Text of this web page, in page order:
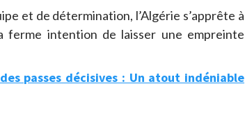
et de détermination, l’Algérie s’apprête à
ferme intention de laisser une empreinte
passes décisives : Un atout indéniable